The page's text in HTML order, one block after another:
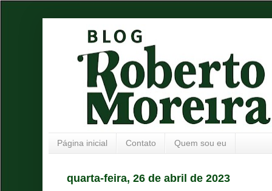
Página inicial Contato Quem sou eu
quarta-feira, 26 de abril de 2023